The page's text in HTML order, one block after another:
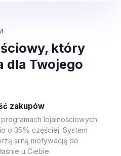
który
dla Twojego
zakupów
lojalnościowych
o 35% częściej. System
silną motywację do
u Ciebie.